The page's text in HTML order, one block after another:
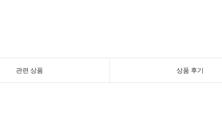
관련 상품 상품 후기